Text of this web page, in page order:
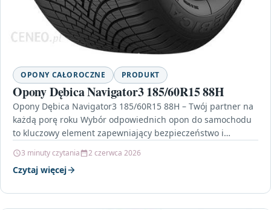
OPONY CAŁOROCZNE PRODUKT
Opony Dębica Navigator3 185/60R15 88H
Opony Dębica Navigator3 185/60R15 88H – Twój partner na
każdą porę roku Wybór odpowiednich opon do samochodu
to kluczowy element zapewniający bezpieczeństwo i
3 minuty czytania 2 czerwca 2026
Czytaj więcej